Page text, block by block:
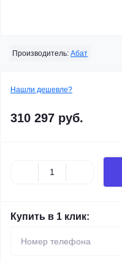
Производитель: Абат
Нашли дешевле?
310 297 руб.
Купить в 1 клик: